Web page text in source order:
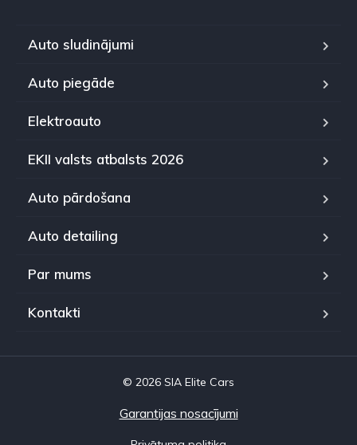
Auto sludinājumi
Auto piegāde
Elektroauto
EKII valsts atbalsts 2026
Auto pārdošana
Auto detailing
Par mums
Kontakti
© 2026 SIA Elite Cars
Garantijas nosacījumi